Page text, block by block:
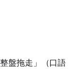
盤拖走」（口語